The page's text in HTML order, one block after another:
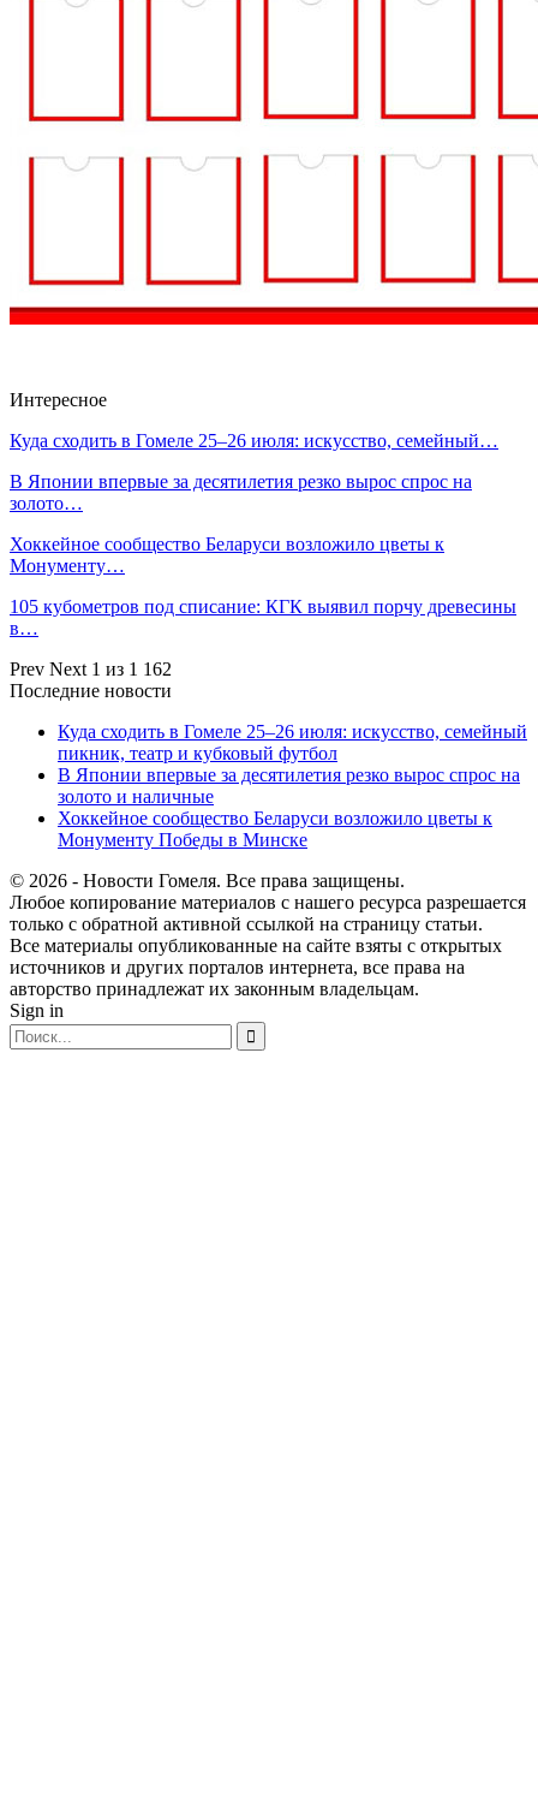
Интересное
Куда сходить в Гомеле 25–26 июля: искусство, семейный…
В Японии впервые за десятилетия резко вырос спрос на
золото…
Хоккейное сообщество Беларуси возложило цветы к
Монументу…
105 кубометров под списание: КГК выявил порчу древесины
в…
Prev Next 1 из 1 162
Последние новости
Куда сходить в Гомеле 25–26 июля: искусство, семейный
пикник, театр и кубковый футбол
В Японии впервые за десятилетия резко вырос спрос на
золото и наличные
Хоккейное сообщество Беларуси возложило цветы к
Монументу Победы в Минске
© 2026 - Новости Гомеля. Все права защищены.
Любое копирование материалов с нашего ресурса разрешается
только с обратной активной ссылкой на страницу статьи.
Все материалы опубликованные на сайте взяты с открытых
источников и других порталов интернета, все права на
авторство принадлежат их законным владельцам.
Sign in